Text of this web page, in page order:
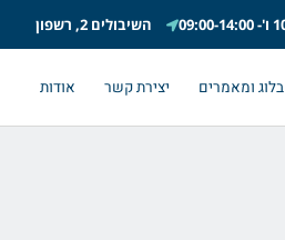
השיבולים 2, רשפון
בלוג ומאמרים יצירת קשר אודות